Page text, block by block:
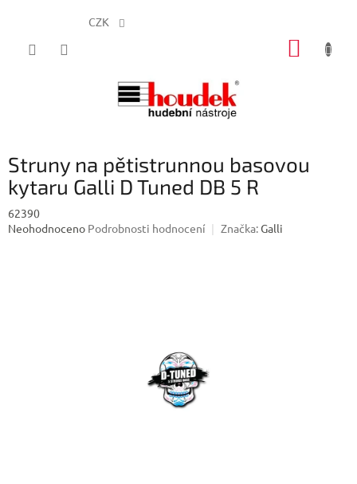
CZK
Struny na pětistrunnou basovou
kytaru Galli D Tuned DB 5 R
62390
Průměrné
Neohodnoceno Podrobnosti hodnocení Značka:Galli